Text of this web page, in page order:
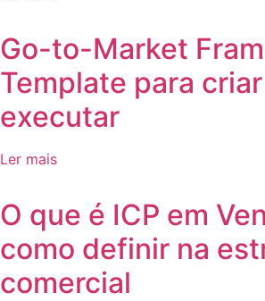
Go-to-Market
Template para
executar
Ler mais
O que é ICP em
como definir na
comercial